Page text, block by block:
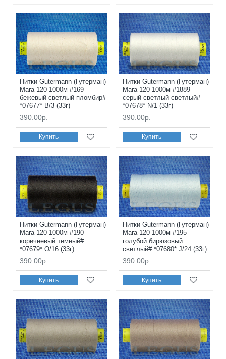
Нитки Gutermann (Гутерман)
Mara 120 1000м #169
бежевый светлый пломбир#
*07677* B/3 (33г)
390.00р.
Купить
Нитки Gutermann (Гутерман)
Mara 120 1000м #1889
серый светлый светлый#
*07678* N/1 (33г)
390.00р.
Купить
Нитки Gutermann (Гутерман)
Mara 120 1000м #190
коричневый темный#
*07679* O/16 (33г)
390.00р.
Купить
Нитки Gutermann (Гутерман)
Mara 120 1000м #195
голубой бирюзовый
светлый# *07680* J/24 (33г)
390.00р.
Купить